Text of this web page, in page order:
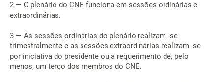
2 — O plenário do CNE funciona em sessões ordinárias e
extraordinárias.
3 — As sessões ordinárias do plenário realizam -se
trimestralmente e as sessões extraordinárias realizam -se
por iniciativa do presidente ou a requerimento de, pelo
menos, um terço dos membros do CNE.